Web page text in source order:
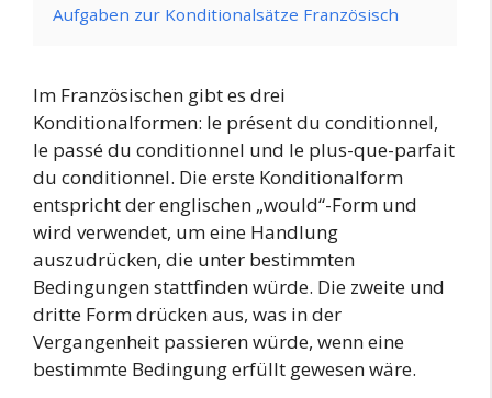
Aufgaben zur Konditionalsätze Französisch
Im Französischen gibt es drei
Konditionalformen: le présent du conditionnel,
le passé du conditionnel und le plus-que-parfait
du conditionnel. Die erste Konditionalform
entspricht der englischen „would“-Form und
wird verwendet, um eine Handlung
auszudrücken, die unter bestimmten
Bedingungen stattfinden würde. Die zweite und
dritte Form drücken aus, was in der
Vergangenheit passieren würde, wenn eine
bestimmte Bedingung erfüllt gewesen wäre.